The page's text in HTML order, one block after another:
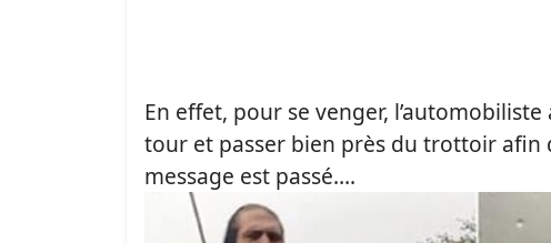
En effet, pour se venger,
tour et passer bien près du trottoir afin
message est passé….